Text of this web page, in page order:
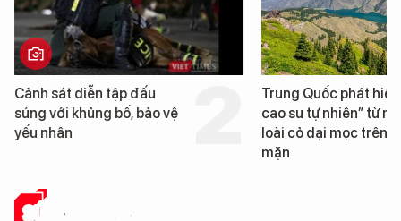
Trung Quốc phát hiện “mỏ
cao su tự nhiên” từ một
loài cỏ dại mọc trên đất
Loạt dự án bất động
Đà Nẵng sắp bị kiểm
SỨC KHỎE 24H